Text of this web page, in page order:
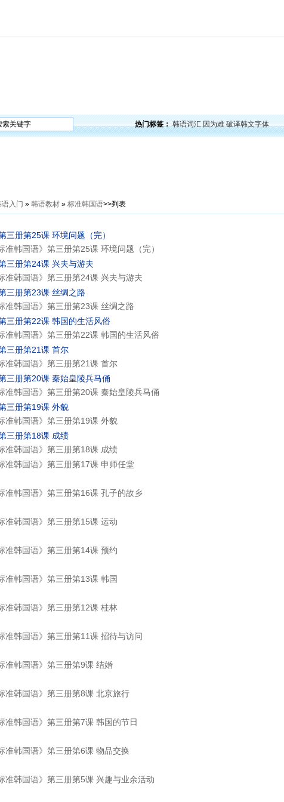
热门标签： 韩语词汇 因为难 破译韩文字体
语入门 » 韩语教材 » 标准韩国语>>列表
三册第25课 环境问题（完）
准韩国语》第三册第25课 环境问题（完）
三册第24课 兴夫与游夫
标准韩国语》第三册第24课 兴夫与游夫
三册第23课 丝绸之路
准韩国语》第三册第23课 丝绸之路
三册第22课 韩国的生活风俗
标准韩国语》第三册第22课 韩国的生活风俗
三册第21课 首尔
准韩国语》第三册第21课 首尔
三册第20课 秦始皇陵兵马俑
标准韩国语》第三册第20课 秦始皇陵兵马俑
三册第19课 外貌
准韩国语》第三册第19课 外貌
三册第18课 成绩
准韩国语》第三册第18课 成绩
标准韩国语》第三册第17课 申师任堂
标准韩国语》第三册第16课 孔子的故乡
准韩国语》第三册第15课 运动
准韩国语》第三册第14课 预约
准韩国语》第三册第13课 韩国
准韩国语》第三册第12课 桂林
标准韩国语》第三册第11课 招待与访问
准韩国语》第三册第9课 结婚
标准韩国语》第三册第8课 北京旅行
准韩国语》第三册第7课 韩国的节日
准韩国语》第三册第6课 物品交换
标准韩国语》第三册第5课 兴趣与业余活动